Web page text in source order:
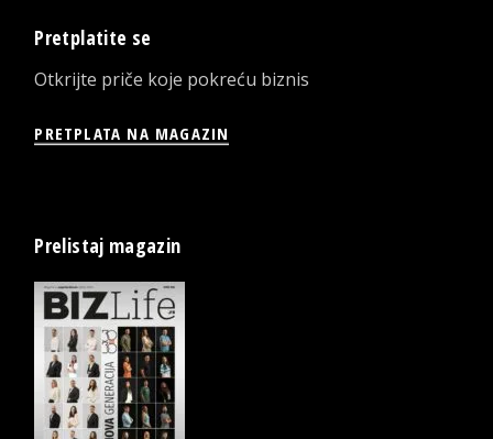
Pretplatite se
Otkrijte priče koje pokreću biznis
PRETPLATA NA MAGAZIN
Prelistaj magazin